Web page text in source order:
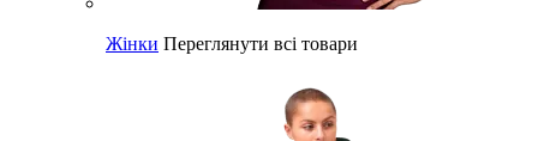
Жінки Переглянути всі товари